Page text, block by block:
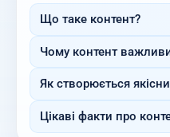
Що таке контент?
Чому контент
Як створюється
Цікаві факти про